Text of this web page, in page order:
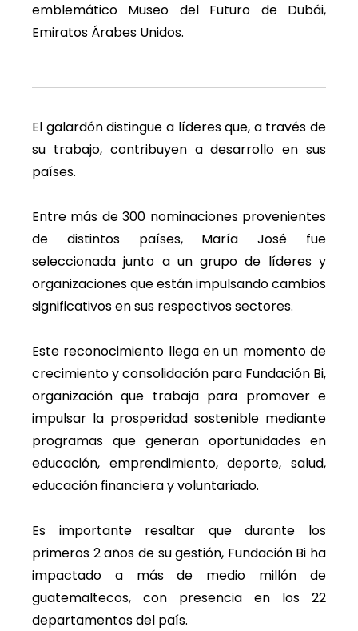
emblemático Museo del Futuro de Dubái,
Emiratos Árabes Unidos.
El galardón distingue a líderes que, a través de
su trabajo, contribuyen a desarrollo en sus
países.
Entre más de 300 nominaciones provenientes
de distintos países, María José fue
seleccionada junto a un grupo de líderes y
organizaciones que están impulsando cambios
significativos en sus respectivos sectores.
Este reconocimiento llega en un momento de
crecimiento y consolidación para Fundación Bi,
organización que trabaja para promover e
impulsar la prosperidad sostenible mediante
programas que generan oportunidades en
educación, emprendimiento, deporte, salud,
educación financiera y voluntariado.
Es importante resaltar que durante los
primeros 2 años de su gestión, Fundación Bi ha
impactado a más de medio millón de
guatemaltecos, con presencia en los 22
departamentos del país.